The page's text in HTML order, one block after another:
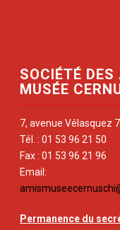
SOCIÉTÉ DES
MUSÉE
7, avenue Vélasquez
Tél. : 01 53 96 21 50
Fax : 01 53 96 21 96
Email:
Permanence du